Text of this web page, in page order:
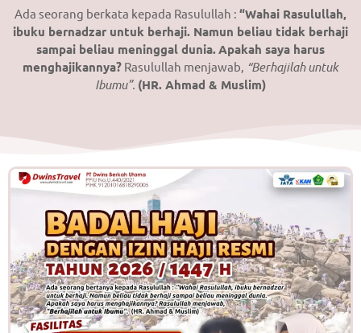
Ada seorang berkata kepada Rasulullah : “Wahai Rasulullah,
ibuku bernadzar untuk berhaji. Namun beliau tidak berhaji
sampai beliau meninggal dunia.Apakah saya harus
menghajikannya? Rasulullah menjawab, “Berhajilah untuk
Ibumu”. (HR. Ahmad & Muslim)